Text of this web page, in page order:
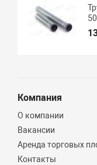
Компания
О компании
Вакансии
Аренда торговых
Контакты